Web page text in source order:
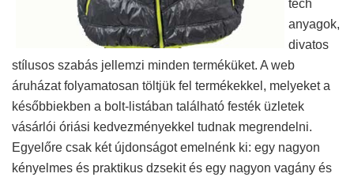
tech
anyagok,
divatos
stílusos szabás jellemzi minden terméküket. A web
áruházat folyamatosan töltjük fel termékekkel, melyeket a
későbbiekben a bolt-listában található festék üzletek
vásárlói óriási kedvezményekkel tudnak megrendelni.
Egyelőre csak két újdonságot emelnénk ki: egy nagyon
kényelmes és praktikus dzsekit és egy nagyon vagány és